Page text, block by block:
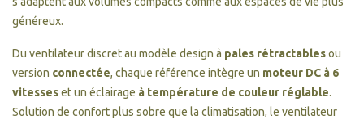
généreux.
Du ventilateur discret au modèle design à pales rétractablesou
version connectée, chaque référence intègre un moteur DC à 6
vitesseset un éclairage à température de couleur réglable.
Solution de confort plus sobre que la climatisation, le ventilateur